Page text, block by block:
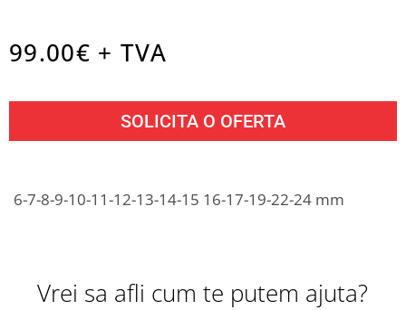
99.00€ + TVA
SOLICITA O OFERTA
6-7-8-9-10-11-12-13-14-15 16-17-19-22-24 mm
Vrei sa afli cum te putem ajuta?